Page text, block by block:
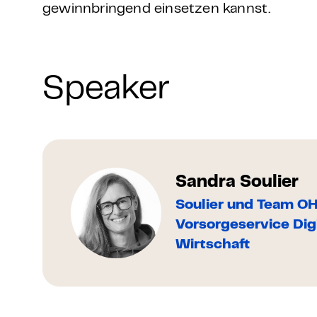
gewinnbringend einsetzen kannst.
Speaker
Sandra Soulier
Soulier und Team
Vorsorgeservice
Wirtschaft